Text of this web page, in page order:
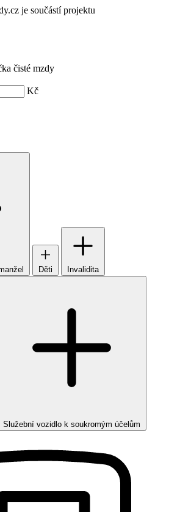
je součástí projektu
čisté mzdy
Kč
Děti Invalidita
Služební vozidlo k soukromým účelům